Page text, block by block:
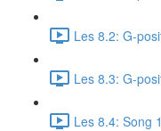
Les 8.2: G-
Les 8.3: G-
Les 8.4: Song